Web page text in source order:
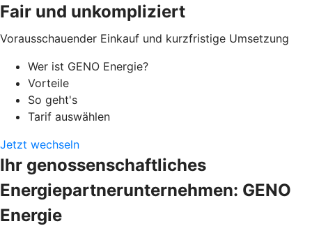
Fair und unkompliziert
Vorausschauender Einkauf und kurzfristige Umsetzung
Wer ist GENO Energie?
Vorteile
So geht's
Tarif auswählen
Jetzt wechseln
Ihr genossenschaftliches
Energiepartnerunternehmen: GENO
Energie